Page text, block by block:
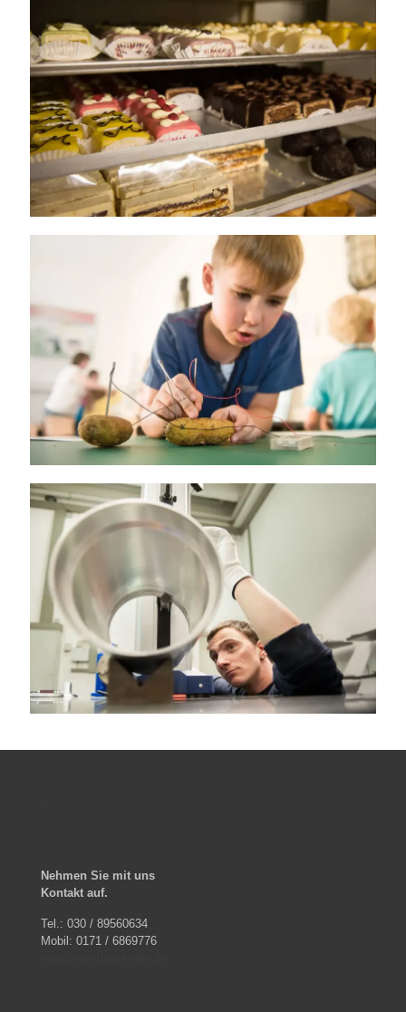
Azubi-Interview
Ferropolis „Experimente-Labor“
Ersatzteillager – Materialprüfung
Nehmen Sie mit uns
Kontakt auf.
Tel.: 030 / 89560634
Mobil: 0171 / 6869776